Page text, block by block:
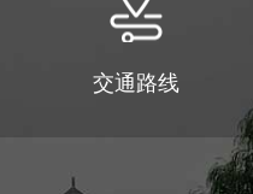
交通路线